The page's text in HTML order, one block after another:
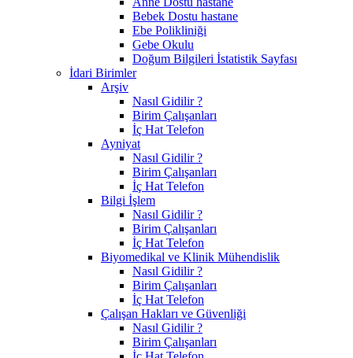
Bebek Dostu hastane
Ebe Polikliniği
Gebe Okulu
Doğum Bilgileri İstatistik Sayfası
İdari Birimler
Arşiv
Nasıl Gidilir ?
Birim Çalışanları
İç Hat Telefon
Ayniyat
Nasıl Gidilir ?
Birim Çalışanları
İç Hat Telefon
Bilgi İşlem
Nasıl Gidilir ?
Birim Çalışanları
İç Hat Telefon
Biyomedikal ve Klinik Mühendislik
Nasıl Gidilir ?
Birim Çalışanları
İç Hat Telefon
Çalışan Hakları ve Güvenliği
Nasıl Gidilir ?
Birim Çalışanları